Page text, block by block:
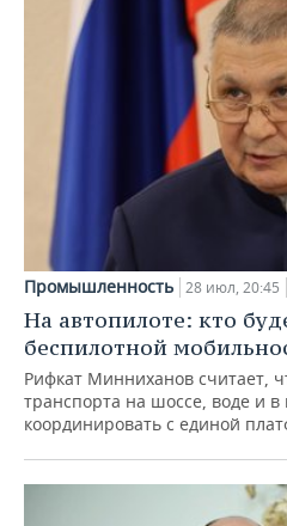
Промышленность 28 июл, 20:45
На автопилоте: кто
беспилотной
Рифкат Минниханов считает,
транспорта на шоссе, воде и в
координировать с единой